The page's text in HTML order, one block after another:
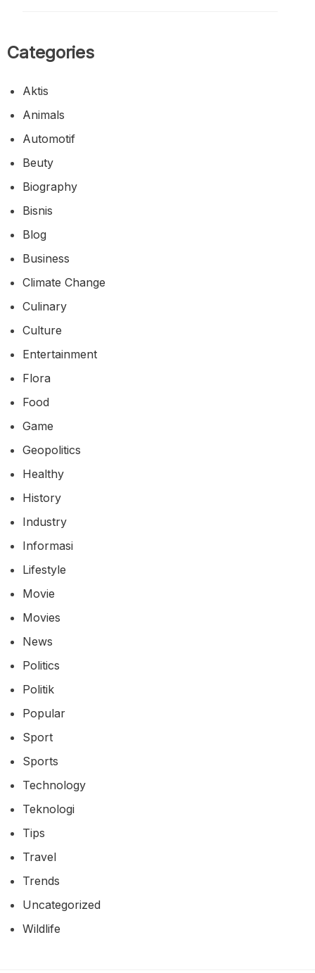
Categories
Aktis
Animals
Automotif
Beuty
Biography
Bisnis
Blog
Business
Climate Change
Culinary
Culture
Entertainment
Flora
Food
Game
Geopolitics
Healthy
History
Industry
Informasi
Lifestyle
Movie
Movies
News
Politics
Politik
Popular
Sport
Sports
Technology
Teknologi
Tips
Travel
Trends
Uncategorized
Wildlife